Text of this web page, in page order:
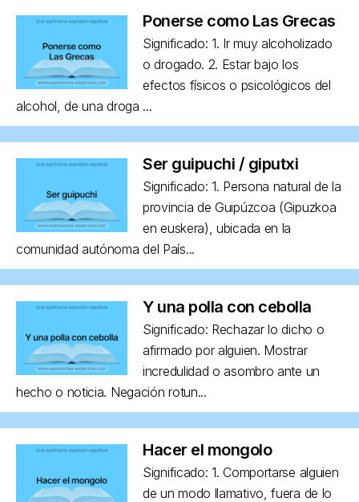
Ponerse como Las Grecas
Significado: 1. Ir muy alcoholizado
o drogado. 2. Estar bajo los
efectos físicos o psicológicos del
alcohol, de una droga ...
Ser guipuchi / giputxi
Significado: 1. Persona natural de la
provincia de Guipúzcoa (Gipuzkoa
en euskera), ubicada en la
comunidad autónoma del País...
Y una polla con cebolla
Significado: Rechazar lo dicho o
afirmado por alguien. Mostrar
incredulidad o asombro ante un
hecho o noticia. Negación rotun...
Hacer el mongolo
Significado: 1. Comportarse alguien
de un modo llamativo, fuera de lo